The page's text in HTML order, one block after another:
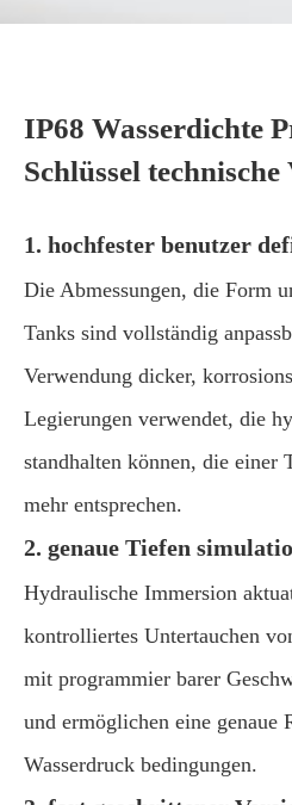
IP68 Wasserdichte
Schlüssel
1. hochfester benutzer
Die Abmessungen, die Form
Tanks sind vollständig
Verwendung dicker,
Legierungen verwendet, die
standhalten können, die einer
mehr entsprechen.
2. genaue Tiefen
Hydraulische Immersion
kontrolliertes Untertauchen
mit programmier barer
und ermöglichen eine genaue
Wasserdruck bedingungen.